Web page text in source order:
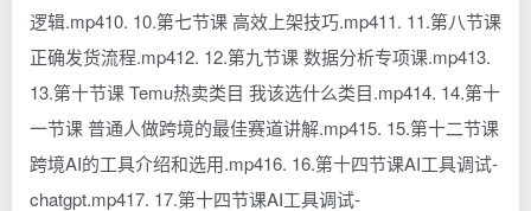
逻辑.mp410. 10.第七节课 高效上架技巧.mp411. 11.第八节课
正确发货流程.mp412. 12.第九节课 数据分析专项课.mp413.
13.第十节课 Temu热卖类目 我该选什么类目.mp414. 14.第十
一节课 普通人做跨境的最佳赛道讲解.mp415. 15.第十二节课
跨境AI的工具介绍和选用.mp416. 16.第十四节课AI工具调试-
chatgpt.mp417. 17.第十四节课AI工具调试-